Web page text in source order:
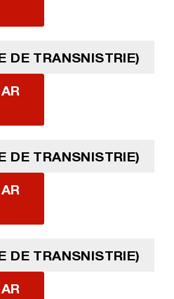
DE TRANSNISTRIE)
DE TRANSNISTRIE)
DE TRANSNISTRIE)